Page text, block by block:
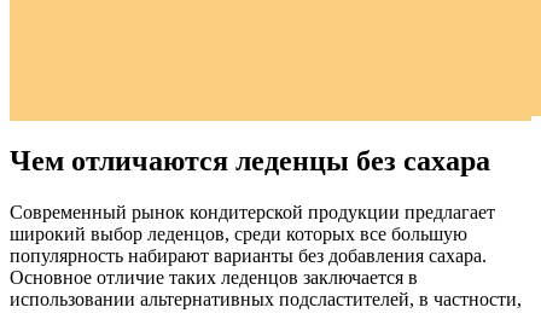
Чем отличаются леденцы без сахара
Современный рынок кондитерской продукции предлагает
широкий выбор леденцов, среди которых все большую
популярность набирают варианты без добавления сахара.
Основное отличие таких леденцов заключается в
использовании альтернативных подсластителей, в частности,